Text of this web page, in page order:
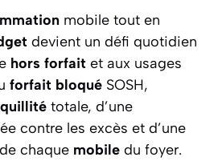
mobile tout en
devient un défi quotidien
hors forfait et aux usages
forfait bloqué SOSH,
totale, d’une
contre les excès et d’une
chaque mobile du foyer.